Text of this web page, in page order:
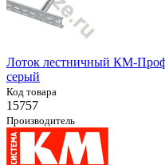
Лоток лестничный КМ-
серый
Код товара
15757
Производитель